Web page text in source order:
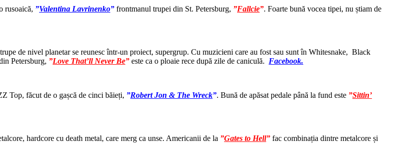
rusoaică, ”Valentina Lavrinenko” frontmanul trupei din St. Petersburg, ”Fallcie”. Foarte bună vocea tipei, nu știam de
de nivel planetar se reunesc într-un proiect, supergrup. Cu muzicieni care au fost sau sunt în Whitesnake, Black
Petersburg, ”Love That’ll Never Be” este ca o ploaie rece după zile de caniculă. Facebook.
Top, făcut de o gașcă de cinci băieți, ”Robert Jon & The Wreck”. Bună de apăsat pedale până la fund este ”Sittin’
hardcore cu death metal, care merg ca unse. Americanii de la ”Gates to Hell” fac combinația dintre metalcore și